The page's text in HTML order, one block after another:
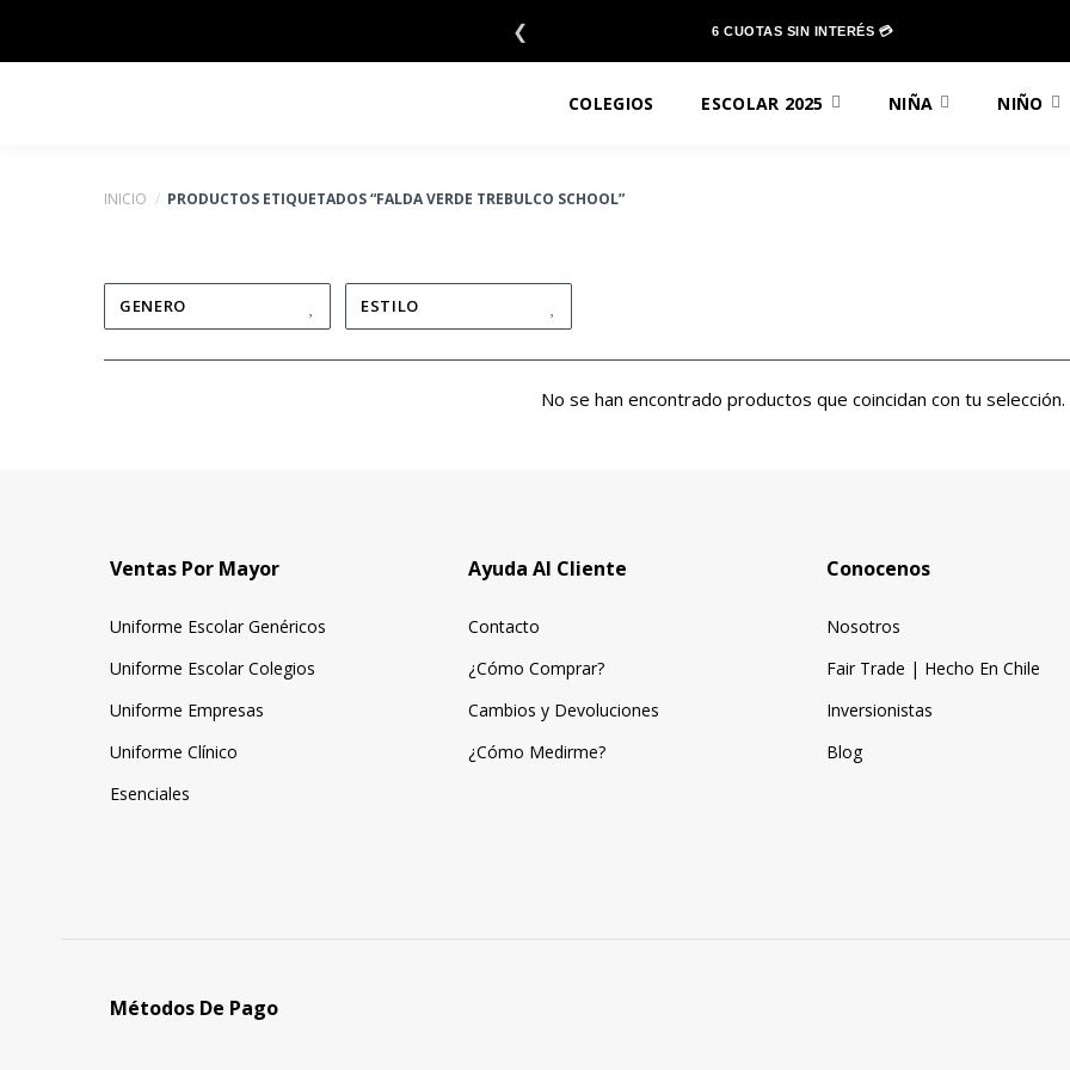
❮ 6 CUOTAS SIN INTERÉS 💳
COLEGIOS ESCOLAR 2025 NIÑA NIÑO
INICIO / PRODUCTOS ETIQUETADOS “FALDA VERDE TREBULCO SCHOOL”
GENERO ESTILO
No se han encontrado productos que coincidan con tu selección.
Ventas Por Mayor
Uniforme Escolar Genéricos
Uniforme Escolar Colegios
Uniforme Empresas
Uniforme Clínico
Esenciales
Ayuda Al Cliente
Contacto
¿Cómo Comprar?
Cambios y Devoluciones
¿Cómo Medirme?
Conocenos
Nosotros
Fair Trade | Hecho En Chile
Inversionistas
Blog
Métodos De Pago